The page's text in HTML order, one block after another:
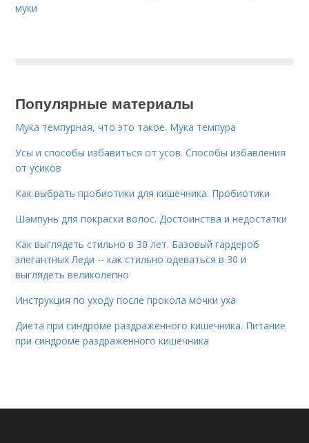
муки
Популярные материалы
Мука темпурная, что это такое. Мука темпура
Усы и способы избавиться от усов. Способы избавления
от усиков
Как выбрать пробиотики для кишечника. Пробиотики
Шампунь для покраски волос. Достоинства и недостатки
Как выглядеть стильно в 30 лет. Базовый гардероб
элегантных Леди -- как стильно одеваться в 30 и
выглядеть великолепно
Инструкция по уходу после прокола мочки уха
Диета при синдроме раздраженного кишечника. Питание
при синдроме раздраженного кишечника